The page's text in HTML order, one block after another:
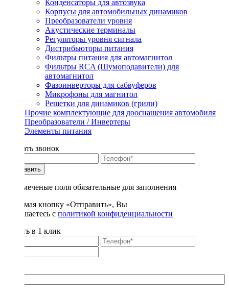
Конденсаторы для автозвука
Корпусы для автомобильных динамиков
Преобразователи уровня
Акустические терминалы
Регуляторы уровня сигнала
Дистрибьюторы питания
Фильтры питания для автомагнитол
Фильтры RCA (Шумоподавители) для
автомагнитол
Фазоинверторы для сабвуферов
Микрофоны для магнитол
Решетки для динамиков (грили)
Прочие комплектующие для дооснащения автомобиля
Преобразователи / Инвертеры
Элементы питания
Заказать звонок
Отправить
* - отмеченые поля обязательные для заполнения
Нажимая кнопку «Отправить», Вы
соглашаетесь с политикой конфиденциальности
Купить в 1 клик